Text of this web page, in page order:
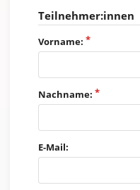
Teilnehmer:innen
Vorname:
Nachname:
E-Mail: